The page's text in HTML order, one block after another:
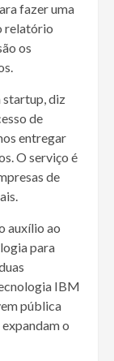
fazer uma
relatório
os
startup, diz
de
entregar
O serviço é
de
auxílio ao
para
IBM
pública
o